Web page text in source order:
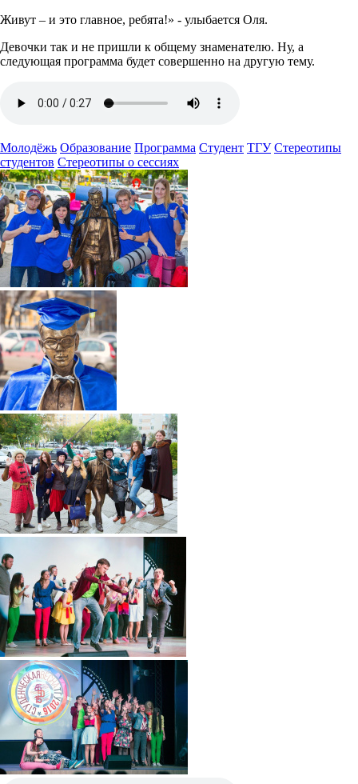
Живут – и это главное, ребята!» - улыбается Оля.
Девочки так и не пришли к общему знаменателю. Ну, а
следующая программа будет совершенно на другую тему.
Молодёжь Образование Программа Студент ТГУ Стереотипы
студентов Стереотипы о сессиях